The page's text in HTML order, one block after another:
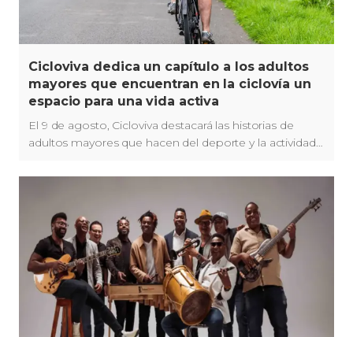
Cicloviva dedica un capítulo a los adultos
mayores que encuentran en la ciclovía un
espacio para una vida activa
El 9 de agosto, Cicloviva destacará las historias de
adultos mayores que hacen del deporte y la actividad